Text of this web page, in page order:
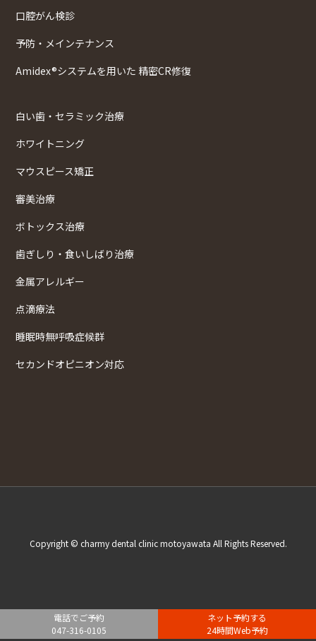
口腔がん検診
予防・メインテナンス
Amidex®システムを用いた 精密CR修復
白い歯・セラミック治療
ホワイトニング
マウスピース矯正
審美治療
ボトックス治療
歯ぎしり・食いしばり治療
金属アレルギー
点滴療法
睡眠時無呼吸症候群
セカンドオピニオン対応
Copyright © charmy dental clinic motoyawata All Rights Reserved.
電話でご予約
047-316-0105
ネット予約する
24時間Web予約